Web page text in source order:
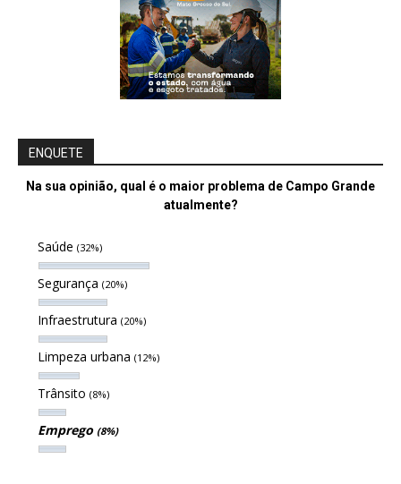
ENQUETE
Na sua opinião, qual é o maior problema de Campo Grande
atualmente?
Saúde (32%)
Segurança (20%)
Infraestrutura (20%)
Limpeza urbana (12%)
Trânsito (8%)
Emprego (8%)